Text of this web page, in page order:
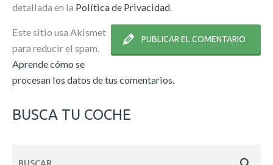
detallada en la Política de Privacidad.
Este sitio usa Akismet
para reducir el spam.
Aprende cómo se
procesan los datos de tus comentarios.
BUSCA TU COCHE